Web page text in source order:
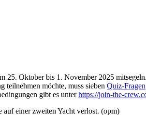
25. Oktober bis 1. November 2025
teilnehmen möchte, muss sieben Quiz-Fragen
gibt es unterhttps://join-the-
auf einer zweiten Yacht verlost. (opm)